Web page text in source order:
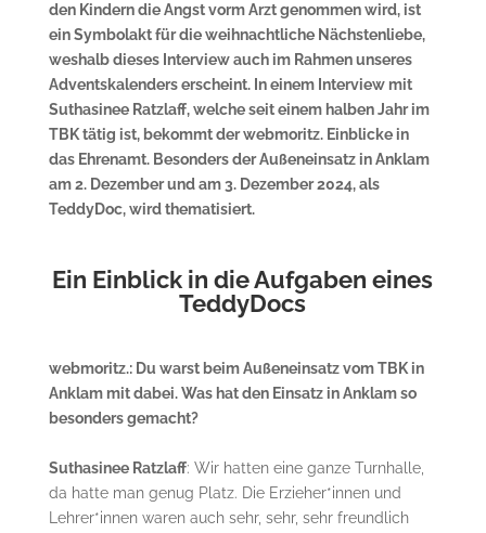
den Kindern die Angst vorm Arzt genommen wird, ist
ein Symbolakt für die weihnachtliche Nächstenliebe,
weshalb dieses Interview auch im Rahmen unseres
Adventskalenders erscheint. In einem Interview mit
Suthasinee Ratzlaff, welche seit einem halben Jahr im
TBK tätig ist, bekommt der webmoritz. Einblicke in
das Ehrenamt. Besonders der Außeneinsatz in Anklam
am 2. Dezember und am 3. Dezember 2024, als
TeddyDoc, wird thematisiert.
Ein Einblick in die Aufgaben eines
TeddyDocs
webmoritz.: Du warst beim Außeneinsatz vom TBK in
Anklam mit dabei. Was hat den Einsatz in Anklam so
besonders gemacht?
Suthasinee Ratzlaff: Wir hatten eine ganze Turnhalle,
da hatte man genug Platz. Die Erzieher*innen und
Lehrer*innen waren auch sehr, sehr, sehr freundlich